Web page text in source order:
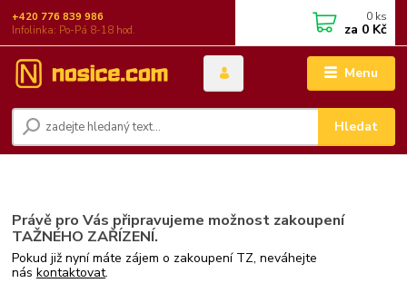
Menu
Hledat
+420 776 839 986
Infolinka: Po-Pá 8-18 hod.
0 ks
za 0 Kč
Právě pro Vás připravujeme možnost zakoupení
TAŽNÉHO ZAŘÍZENÍ.
Pokud již nyní máte zájem o zakoupení TZ, neváhejte
náskontaktovat.